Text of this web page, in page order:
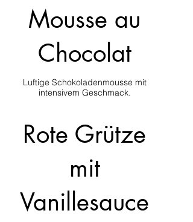
Mousse au
Chocolat
Luftige Schokoladenmousse mit
intensivem Geschmack.
Rote Grütze
mit
Vanillesauce